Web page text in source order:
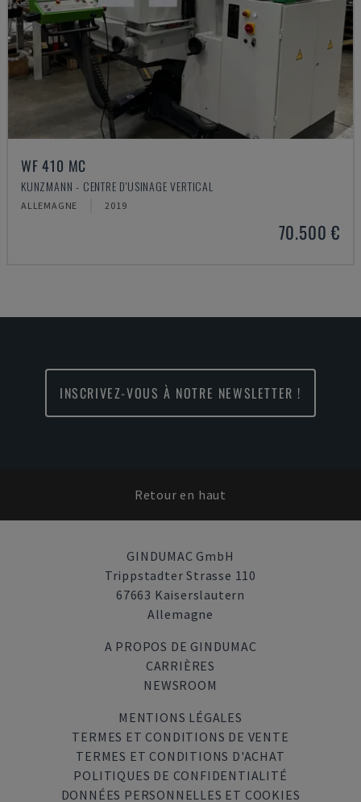
WF 410 MC
KUNZMANN - CENTRE D'USINAGE VERTICAL
ALLEMAGNE 2019
70.500 €
INSCRIVEZ-VOUS À NOTRE NEWSLETTER !
Retour en haut
GINDUMAC GmbH
Trippstadter Strasse 110
67663 Kaiserslautern
Allemagne
A PROPOS DE GINDUMAC
CARRIÈRES
NEWSROOM
MENTIONS LÉGALES
TERMES ET CONDITIONS DE VENTE
TERMES ET CONDITIONS D'ACHAT
POLITIQUES DE CONFIDENTIALITÉ
DONNÉES PERSONNELLES ET COOKIES